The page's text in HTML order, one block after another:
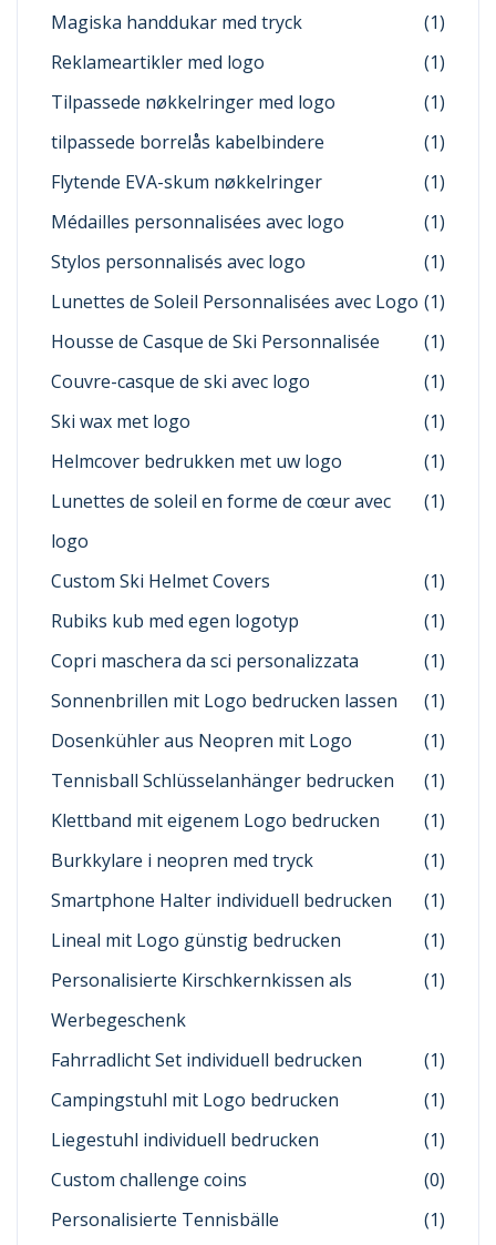
Magiska handdukar med tryck
(1)
Reklameartikler med logo
(1)
Tilpassede nøkkelringer med logo
(1)
tilpassede borrelås kabelbindere
(1)
Flytende EVA-skum nøkkelringer
(1)
Médailles personnalisées avec logo
(1)
Stylos personnalisés avec logo
(1)
Lunettes de Soleil Personnalisées avec Logo (1)
Housse de Casque de Ski Personnalisée
(1)
Couvre-casque de ski avec logo
(1)
Ski wax met logo
(1)
Helmcover bedrukken met uw logo
(1)
Lunettes de soleil en forme de cœur avec
logo
(1)
Custom Ski Helmet Covers
(1)
Rubiks kub med egen logotyp
(1)
Copri maschera da sci personalizzata
(1)
Sonnenbrillen mit Logo bedrucken lassen
(1)
Dosenkühler aus Neopren mit Logo
(1)
Tennisball Schlüsselanhänger bedrucken
(1)
Klettband mit eigenem Logo bedrucken
(1)
Burkkylare i neopren med tryck
(1)
Smartphone Halter individuell bedrucken
(1)
Lineal mit Logo günstig bedrucken
(1)
Personalisierte Kirschkernkissen als
Werbegeschenk
(1)
Fahrradlicht Set individuell bedrucken
(1)
Campingstuhl mit Logo bedrucken
(1)
Liegestuhl individuell bedrucken
(1)
Custom challenge coins
(0)
Personalisierte Tennisbälle
(1)